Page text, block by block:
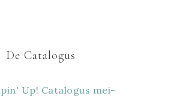
De Catalogus